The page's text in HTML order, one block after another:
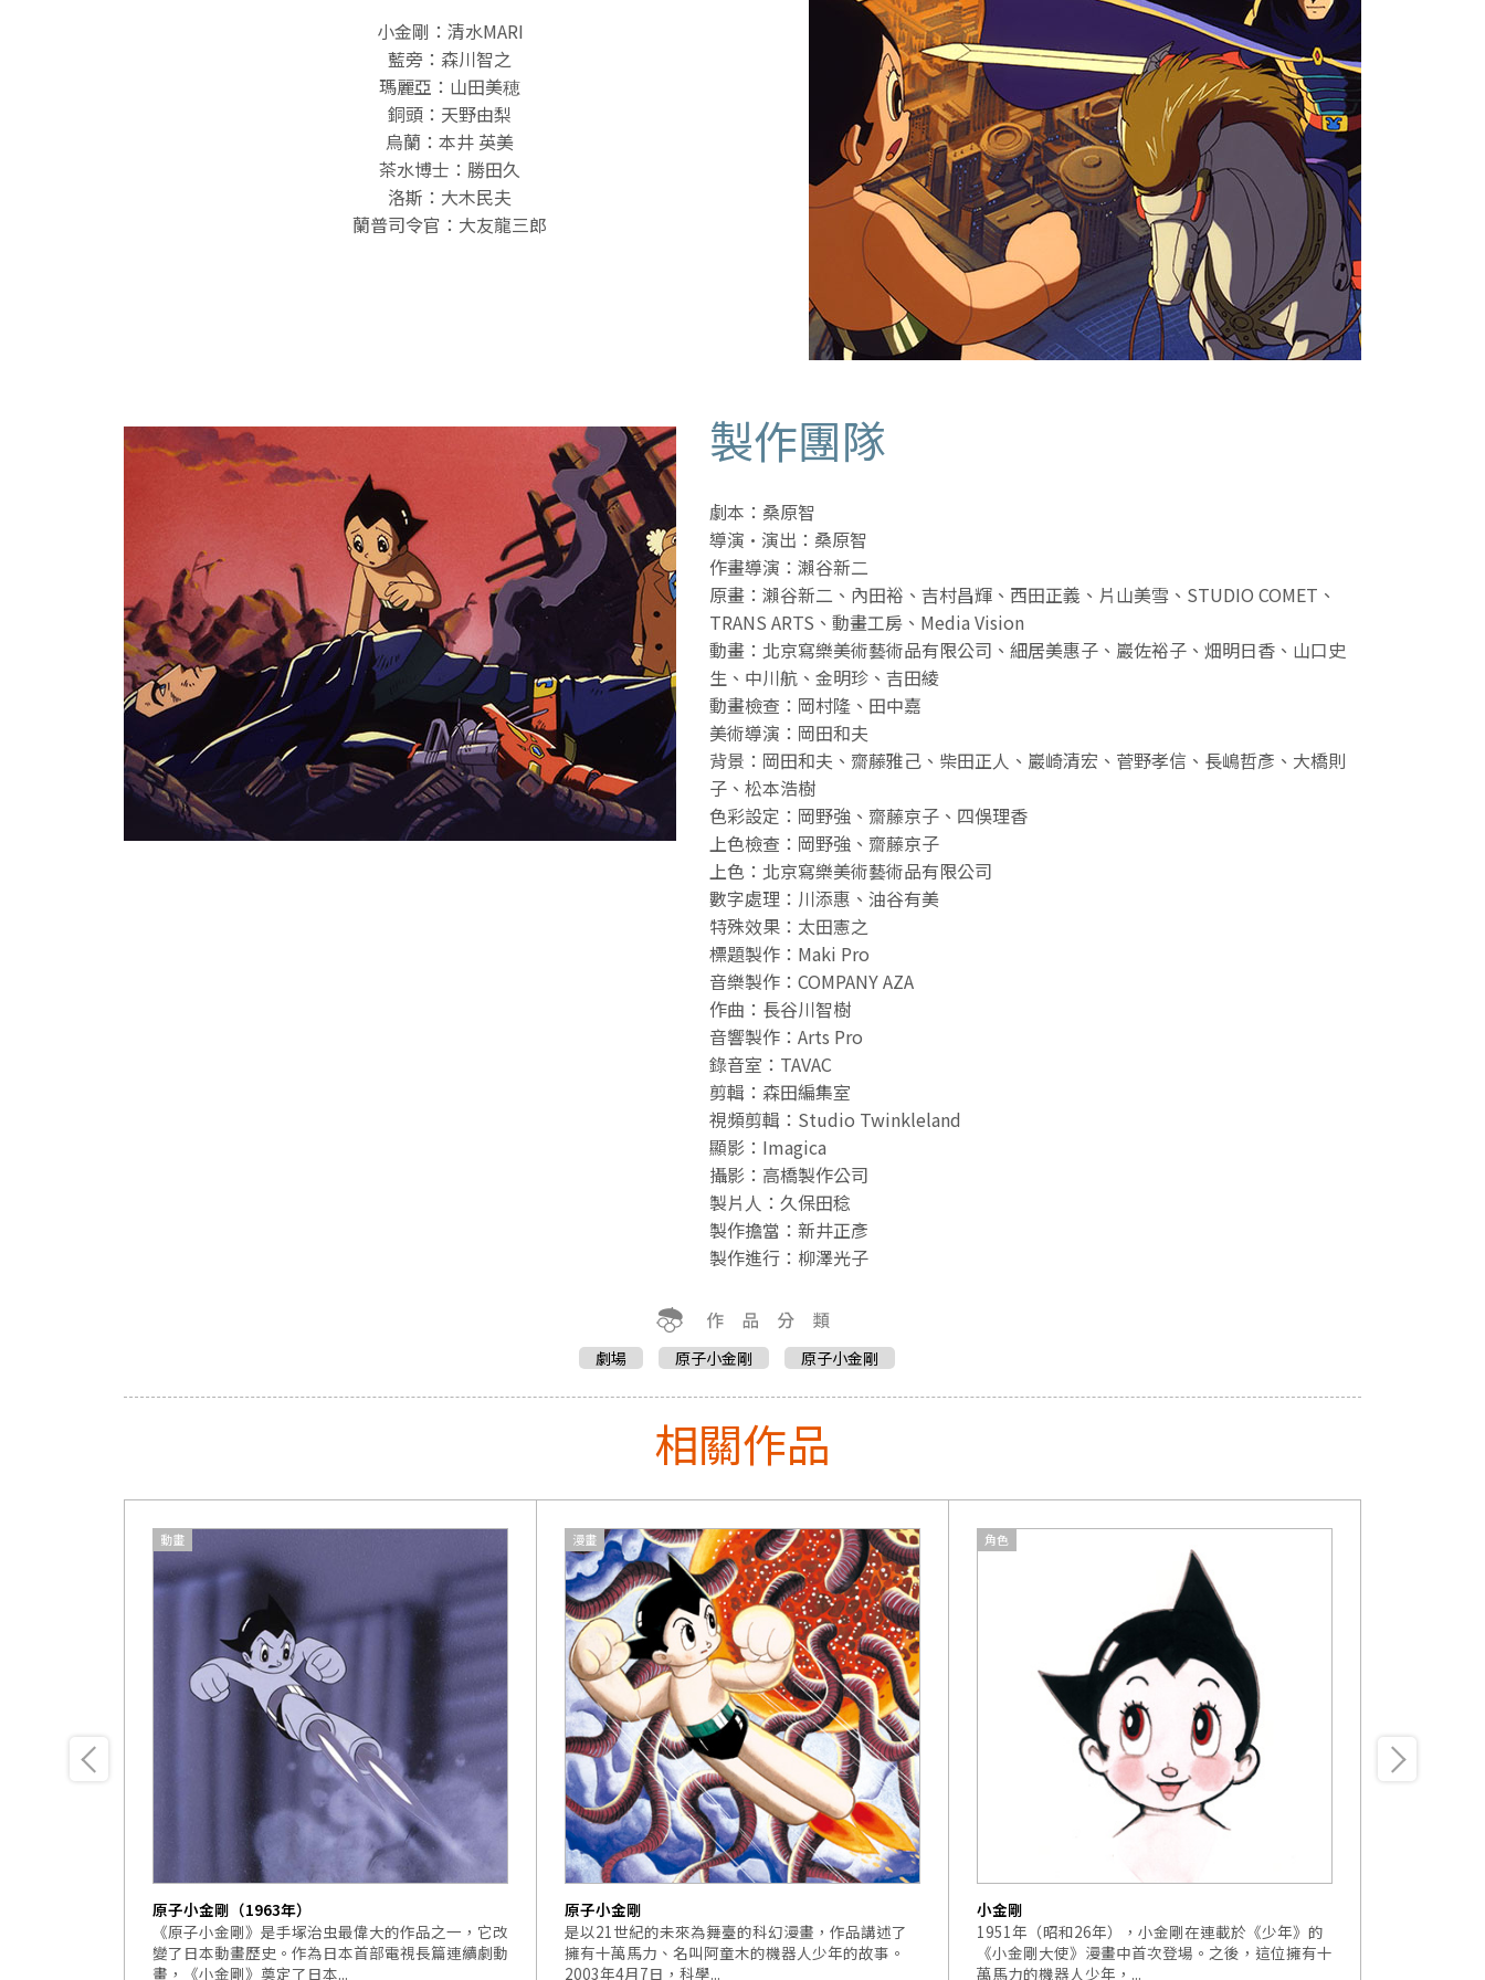
小金剛：清水MARI
藍旁：森川智之
瑪麗亞：山田美穂
銅頭：天野由梨
烏蘭：本井 英美
茶水博士：勝田久
洛斯：大木民夫
蘭普司令官：大友龍三郎
製作團隊
劇本：桑原智
導演·演出：桑原智
作畫導演：瀨谷新二
原畫：瀨谷新二、內田裕、吉村昌輝、西田正義、片山美雪、STUDIO COMET、
TRANS ARTS、動畫工房、Media Vision
動畫：北京寫樂美術藝術品有限公司、細居美惠子、巖佐裕子、畑明日香、山口史
生、中川航、金明珍、吉田綾
動畫檢查：岡村隆、田中嘉
美術導演：岡田和夫
背景：岡田和夫、齋藤雅己、柴田正人、巖崎清宏、菅野孝信、長嶋哲彥、大橋則
子、松本浩樹
色彩設定：岡野強、齋藤京子、四俁理香
上色檢查：岡野強、齋藤京子
上色：北京寫樂美術藝術品有限公司
數字處理：川添惠、油谷有美
特殊效果：太田憲之
標題製作：Maki Pro
音樂製作：COMPANY AZA
作曲：長谷川智樹
音響製作：Arts Pro
錄音室：TAVAC
剪輯：森田編集室
視頻剪輯：Studio Twinkleland
顯影：Imagica
攝影：高橋製作公司
製片人：久保田稔
製作擔當：新井正彥
製作進行：柳澤光子
劇場 原子小金剛 原子小金剛
相關作品
動畫
原子小金剛（1963年）
《原子小金剛》是手塚治虫最偉大的作品之一，它改
變了日本動畫歷史。作為日本首部電視長篇連續劇動
畫，《小金剛》奠定了日本...
漫畫
原子小金剛
是以21世紀的未來為舞臺的科幻漫畫，作品講述了
擁有十萬馬力、名叫阿童木的機器人少年的故事。
2003年4月7日，科學...
角色
小金剛
1951年（昭和26年），小金剛在連載於《少年》的
《小金剛大使》漫畫中首次登場。之後，這位擁有十
萬馬力的機器人少年，...